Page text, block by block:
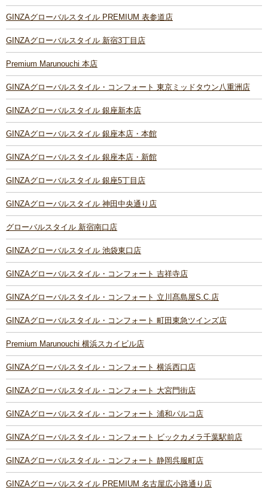
GINZAグローバルスタイル PREMIUM 表参道店
GINZAグローバルスタイル 新宿3丁目店
Premium Marunouchi 本店
GINZAグローバルスタイル・コンフォート 東京ミッドタウン八重洲店
GINZAグローバルスタイル 銀座新本店
GINZAグローバルスタイル 銀座本店・本館
GINZAグローバルスタイル 銀座本店・新館
GINZAグローバルスタイル 銀座5丁目店
GINZAグローバルスタイル 神田中央通り店
グローバルスタイル 新宿南口店
GINZAグローバルスタイル 池袋東口店
GINZAグローバルスタイル・コンフォート 吉祥寺店
GINZAグローバルスタイル・コンフォート 立川髙島屋S.C.店
GINZAグローバルスタイル・コンフォート 町田東急ツインズ店
Premium Marunouchi 横浜スカイビル店
GINZAグローバルスタイル・コンフォート 横浜西口店
GINZAグローバルスタイル・コンフォート 大宮門街店
GINZAグローバルスタイル・コンフォート 浦和パルコ店
GINZAグローバルスタイル・コンフォート ビックカメラ千葉駅前店
GINZAグローバルスタイル・コンフォート 静岡呉服町店
GINZAグローバルスタイル PREMIUM 名古屋広小路通り店